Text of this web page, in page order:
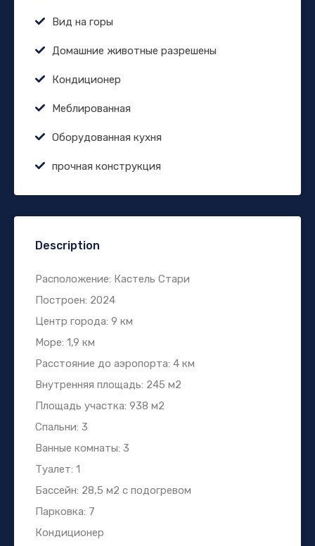
Вид на горы
Домашние животные разрешены
Кондиционер
Меблированная
Оборудованная кухня
прочная конструкция
Description
Расположение: Кастель Стари
Построен: 2024
Центр города: 9 км
Море: 1,9 км
Расстояние до аэропорта: 4 км
Внутренняя площадь: 245 м2
Площадь участка: 938 м2
Спальни: 3
Ванные комнаты: 3
Туалет: 1
Бассейн: 28,5 м2 с подогревом
Парковка: 7
Кондиционер